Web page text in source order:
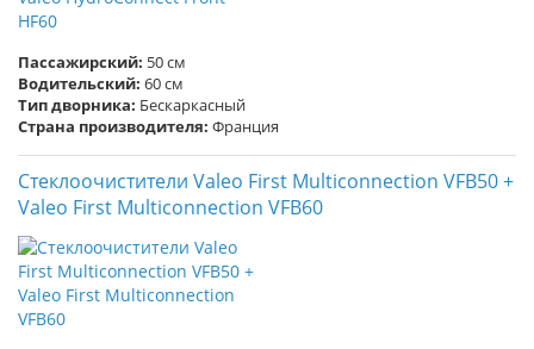
Пассажирский: 50 см
Водительский: 60 см
Тип дворника: Бескаркасный
Страна производителя: Франция
Стеклоочистители Valeo First Multiconnection VFB50 +
Valeo First Multiconnection VFB60